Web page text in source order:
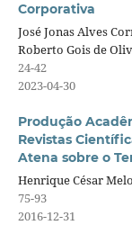
Corporativa
José Jonas Alves
Roberto Gois de
24-42
2023-04-30
Produção
Revistas
Atena sobre o
Henrique César
75-93
2016-12-31